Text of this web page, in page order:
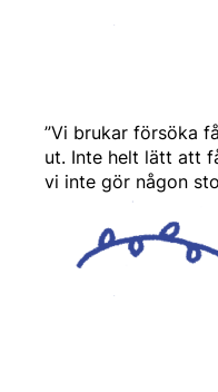
”Vi brukar försöka
ut. Inte helt lätt att
vi inte gör någon